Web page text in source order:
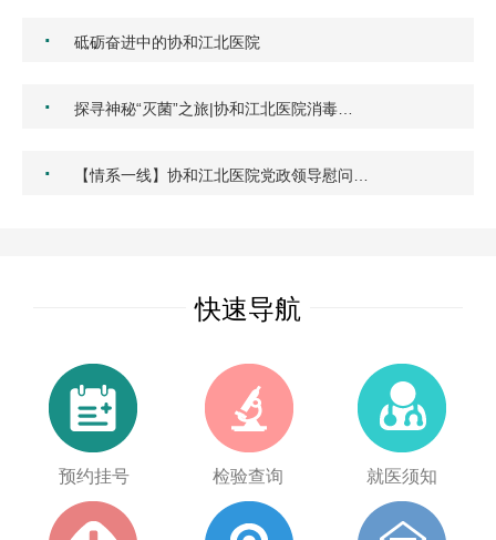
· 砥砺奋进中的协和江北医院
· 探寻神秘“灭菌”之旅|协和江北医院消毒…
· 【情系一线】协和江北医院党政领导慰问…
快速导航
预约挂号 检验查询 就医须知